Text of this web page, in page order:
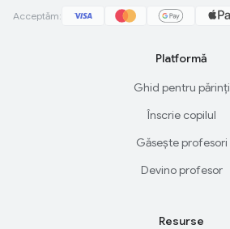
Acceptăm:
Platformă
Ghid pentru părinți
Înscrie copilul
Găsește profesori
Devino profesor
Resurse